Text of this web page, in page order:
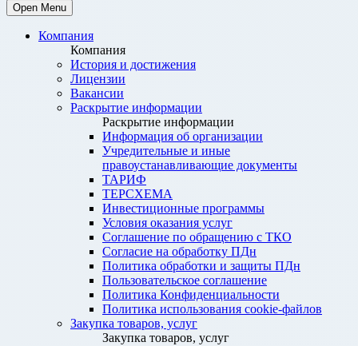
Open Menu
Компания
Компания
История и достижения
Лицензии
Вакансии
Раскрытие информации
Раскрытие информации
Информация об организации
Учредительные и иные
правоустанавливающие документы
ТАРИФ
ТЕРСХЕМА
Инвестиционные программы
Условия оказания услуг
Соглашение по обращению с ТКО
Согласие на обработку ПДн
Политика обработки и защиты ПДн
Пользовательское соглашение
Политика Конфиденциальности
Политика использования cookie-файлов
Закупка товаров, услуг
Закупка товаров, услуг